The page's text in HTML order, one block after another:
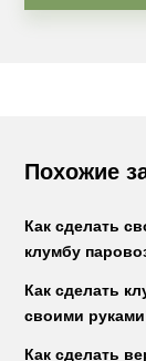
Похожие
Как сделать
клумбу
Как сделать
своими
Как сделать